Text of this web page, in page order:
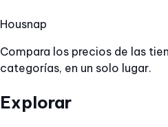
Housnap
Compara los precios de las
categorías, en un solo lugar.
Explorar